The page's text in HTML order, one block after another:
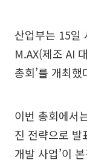
산업부는 15일
M.AX(제조 AI
총회’를 개최
이번 총회에서
진 전략으로 발
개발 사업’이